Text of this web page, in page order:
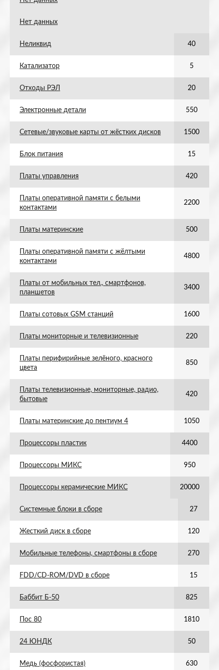
Нет данных
Неликвид 40
Катализатор 5
Отходы РЭЛ 20
Электронные детали 550
Сетевые/звуковые карты от жёстких дисков 1500
Блок питания 15
Платы управления 420
Платы оперативной памяти с белыми
контактами
2200
Платы материнские 500
Платы оперативной памяти с жёлтыми
контактами
4800
Платы от мобильных тел., смартфонов,
планшетов
3400
Платы сотовых GSM станций 1600
Платы мониторные и телевизионные 220
Платы перифирийные зелёного, красного
цвета
850
Платы телевизионные, мониторные, радио,
бытовые
420
Платы материнские до пентиум 4 1050
Процессоры пластик 4400
Процессоры МИКС 950
Процессоры керамические МИКС 20000
Системные блоки в сборе 27
Жесткий диск в сборе 120
Мобильные телефоны, смартфоны в сборе 270
FDD/CD-ROM/DVD в сборе 15
Баббит Б-50 825
Пос 80 1810
24 ЮНДК 50
Медь (фосфористая) 630